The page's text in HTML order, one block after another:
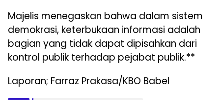
Majelis menegaskan bahwa dalam sistem
demokrasi, keterbukaan informasi adalah
bagian yang tidak dapat dipisahkan dari
kontrol publik terhadap pejabat publik.**
Laporan; Farraz Prakasa/KBO Babel